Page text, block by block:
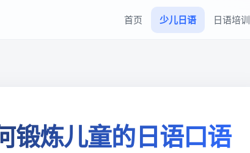
首页 少儿日语 日语培训
锻炼儿童的日语口语